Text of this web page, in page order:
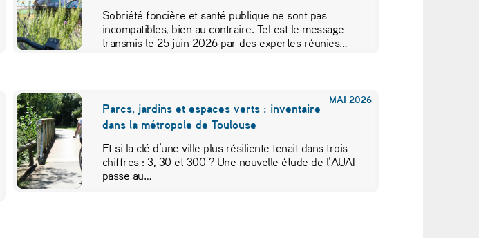
Sobriété foncière et santé publique ne sont pas
incompatibles, bien au contraire. Tel est le message
transmis le 25 juin 2026 par des expertes réunies…
MAI 2026
Parcs, jardins et espaces verts : inventaire
dans la métropole de Toulouse
Et si la clé d’une ville plus résiliente tenait dans trois
chiffres : 3, 30 et 300 ? Une nouvelle étude de l’AUAT
passe au…